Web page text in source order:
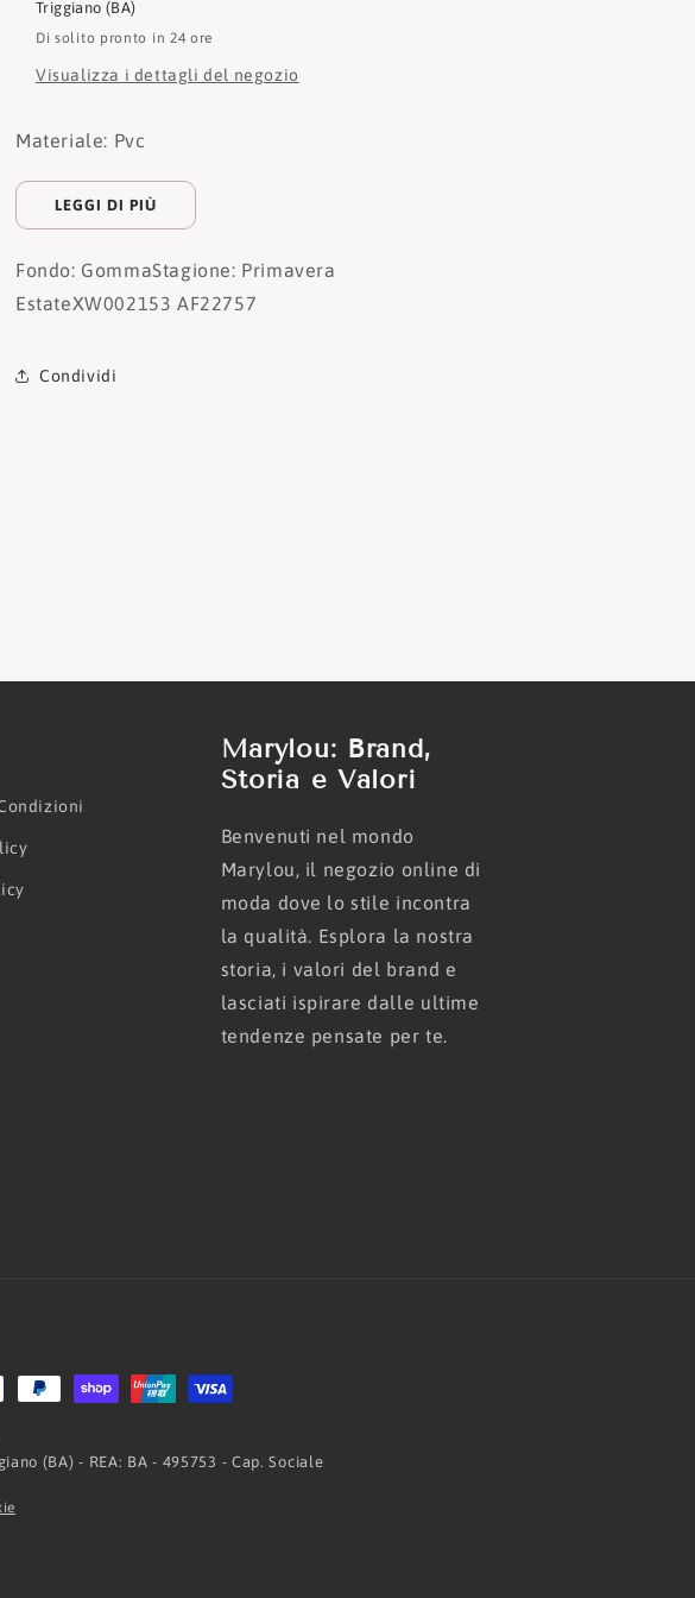
Triggiano (BA)
Di solito pronto in 24 ore
Visualizza i dettagli del negozio
Materiale: Pvc
LEGGI DI PIÙ
Fondo: GommaStagione: Primavera
EstateXW002153 AF22757
Condividi
Marylou: Brand,
Storia e Valori
Benvenuti nel mondo
Marylou, il negozio online di
moda dove lo stile incontra
la qualità. Esplora la nostra
storia, i valori del brand e
lasciati ispirare dalle ultime
tendenze pensate per te.
(BA) - REA: BA - 495753 - Cap. Sociale